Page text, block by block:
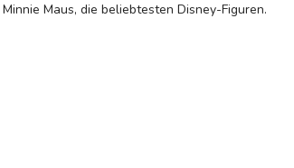
Maus, die beliebtesten Disney-Figuren.